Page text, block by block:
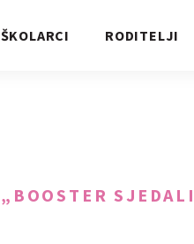
ŠKOLARCI RODITELJI
„BOOSTER